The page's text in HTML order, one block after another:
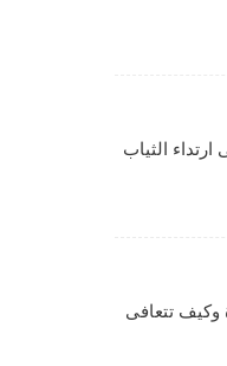
الثياب
وكيف تتعافى